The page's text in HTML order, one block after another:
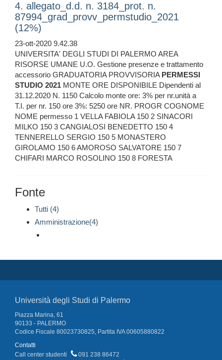
4. allegato_d.d. n. 3184_prot. n.
87994_grad_provv_permstudio_2021
(12%)
23-ott-2020 9.42.38
UNIVERSITA' DEGLI STUDI DI PALERMO AREA
RISORSE UMANE U.O. Gestione presenze e trattamento
accessorio GRADUATORIA PROVVISORIA PERMESSI
STUDIO 2021 MONTE ORE DISPONIBILE Dipendenti al
31.12.2020 N. 1150 Calcolo monte ore: 3% per nr.unità a
T.I. per nr. 150 ore 3%: 5250 ore NR. PROGR COGNOME
NOME permesso 1 VELLA FABIOLA 150 2 SINACORI
MILKO 150 3 CANGIALOSI BENEDETTO 150 4
TENNERELLO SERGIO 150 5 MONASTERO
GIROLAMO 150 6 AMOROSO SALVATORE 150 7
CHIFARI MARCO ROSOLINO 150 8 FORESTA
Fonte
Tutti (4)
Amministrazione(4)
Università degli Studi di Palermo
Piazza Marina, 61
90133 - PALERMO
Codice Fiscale 80023730825, Partita IVA 00605880822
Contatti
Call center studenti
091 238 86472